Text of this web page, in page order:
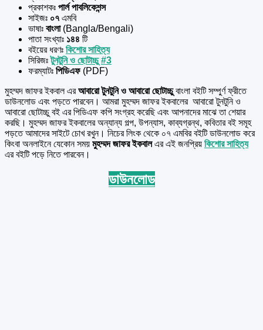
প্রকাশকঃ পার্ল পাবলিকেশন্স
সাইজঃ ০৭ এমবি
ভাষাঃ বাংলা (Bangla/Bengali)
পাতা সংখ্যাঃ ১৪৪ টি
বইয়ের ধরণঃ কিশোর সাহিত্য
সিরিজঃটুনটুনি ও ছোটাচ্চু #3
ফরম্যাটঃ পিডিএফ (PDF)
মুহম্মদ জাফর ইকবাল এরআবারো টুনটুনি ও আবারো ছোটাচ্চুবাংলা বইটি সম্পুর্ণ ফ্রীতে
ডাউনলোড এবং পড়তে পারবেন। আমরা মুহম্মদ জাফর ইকবালের আবারো টুনটুনি ও
আবারো ছোটাচ্চু বই এর পিডিএফ কপি সংগ্রহ করেছি এবং আপনাদের মাঝে তা শেয়ার
করছি। মুহম্মদ জাফর ইকবালের অন্যান্য গল্প, উপন্যাস, কাব্যগ্রন্থ, কবিতার বই সমূহ
পড়তে আমাদের সাইটে চোখ রখুন। নিচের লিংক থেকে ০৭ এমবির বইটি ডাউনলোড করে
কিংবা অনলাইনে যেকোন সময় মুহম্মদ জাফর ইকবালএর এই জনপ্রিয় কিশোর সাহিত্য
এর বইটি পড়ে নিতে পারবেন।
ডাউনলোড